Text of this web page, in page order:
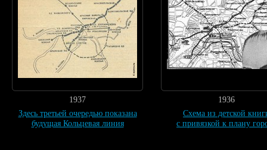
1937
Здесь третьей очередью показана
будущая Кольцевая линия
1936
Схема из детской
с привязкой к плану